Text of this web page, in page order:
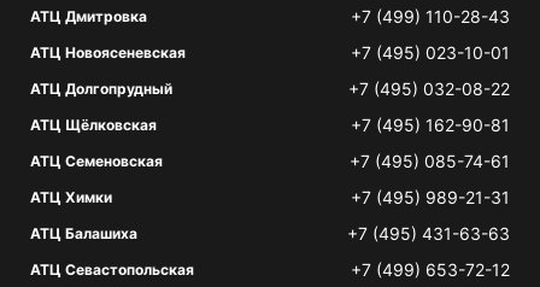
АТЦ Дмитровка +7 (499) 110-28-43
АТЦ Новоясеневская +7 (495) 023-10-01
АТЦ Долгопрудный +7 (495) 032-08-22
АТЦ Щёлковская +7 (495) 162-90-81
АТЦ Семеновская +7 (495) 085-74-61
АТЦ Химки +7 (495) 989-21-31
АТЦ Балашиха +7 (495) 431-63-63
АТЦ Севастопольская +7 (499) 653-72-12